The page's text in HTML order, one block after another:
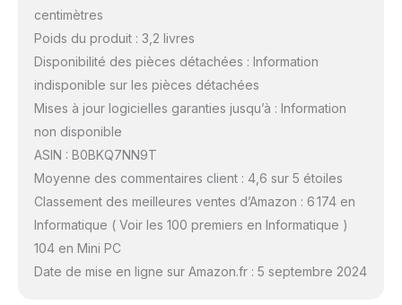
centimètres
Poids du produit : 3,2 livres
Disponibilité des pièces détachées : Information
indisponible sur les pièces détachées
Mises à jour logicielles garanties jusqu’à : Information
non disponible
ASIN : B0BKQ7NN9T
Moyenne des commentaires client : 4,6 sur 5 étoiles
Classement des meilleures ventes d’Amazon : 6 174 en
Informatique ( Voir les 100 premiers en Informatique )
104 en Mini PC
Date de mise en ligne sur Amazon.fr : 5 septembre 2024